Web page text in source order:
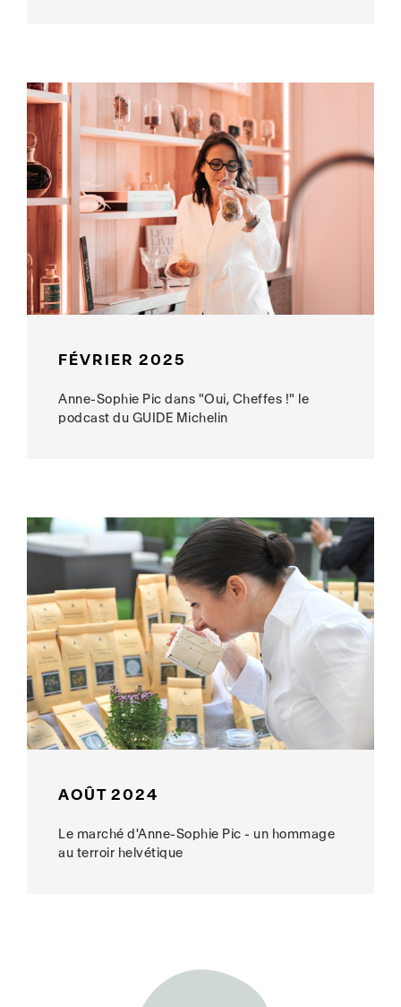
FÉVRIER 2025
Anne-Sophie Pic dans "Oui, Cheffes !" le
podcast du GUIDE Michelin
AOÛT 2024
Le marché d'Anne-Sophie Pic - un hommage
au terroir helvétique